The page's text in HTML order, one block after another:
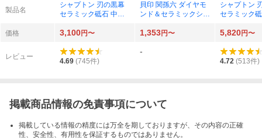
製品名
シャプトン 刃の黒幕
セラミック砥石 中砥
貝印 関孫六 ダイヤモ
ンド＆セラミックシャ
個
シャプトン
セラミック
価格
3,100円〜 1,353円〜 5,820円〜
レビュー
4.69 (745件)
-
4.72 (513件)
掲載商品情報の免責事項について
掲載している情報の精度には万全を期しておりますが、その内容の正確
性、安全性、有用性を保証するものではありません。